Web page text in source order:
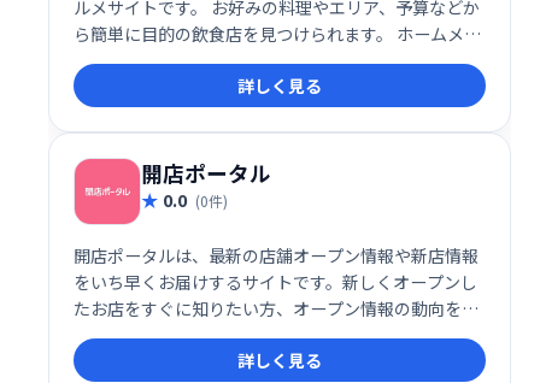
ルメサイトです。 お好みの料理やエリア、予算などか
ら簡単に目的の飲食店を見つけられます。 ホームメイ
ト・リサーチが提供するサービスで、豊富な情報と使
いやすさで、外食の計画をスムーズにサポートしま
す。
詳しく見る
開店ポータル
0.0 (0件)
開店ポータルは、最新の店舗オープン情報や新店情報
をいち早くお届けするサイトです。新しくオープンし
たお店をすぐに知りたい方、オープン情報の動向を把
握したい方におすすめ
詳しく見る